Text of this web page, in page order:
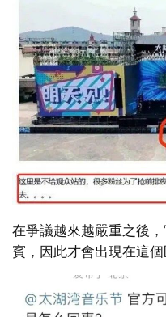
在爭議越來越嚴重之後
賓，因此才會出現在這個